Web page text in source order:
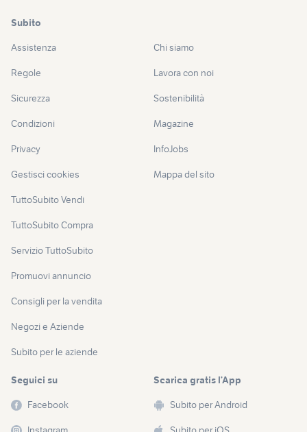
Subito
Assistenza
Regole
Sicurezza
Condizioni
Privacy
Gestisci cookies
TuttoSubito Vendi
TuttoSubito Compra
Servizio TuttoSubito
Promuovi annuncio
Consigli per la vendita
Negozi e Aziende
Subito per le aziende
Chi siamo
Lavora con noi
Sostenibilità
Magazine
InfoJobs
Mappa del sito
Seguici su
Facebook
Scarica gratis l’App
Subito per Android